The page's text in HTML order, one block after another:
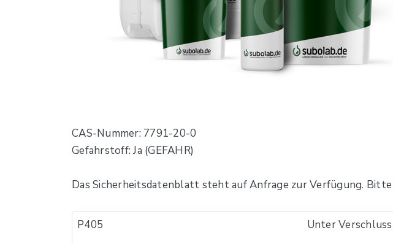
CAS-Nummer: 7791-20-0
Gefahrstoff: Ja (GEFAHR)
Das Sicherheitsdatenblatt steht auf Anfrage zur Verfügung.
P405
Unter